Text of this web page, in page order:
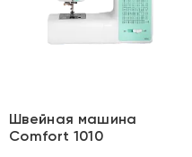
Швейная машина
Comfort 1010